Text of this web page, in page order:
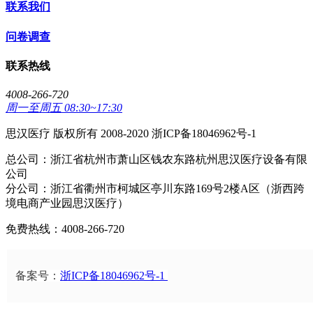
联系我们
问卷调查
联系热线
4008-266-720
周一至周五 08:30~17:30
思汉医疗 版权所有 2008-2020 浙ICP备18046962号-1
总公司：浙江省杭州市萧山区钱农东路杭州思汉医疗设备有限
公司
分公司：浙江省衢州市柯城区亭川东路169号2楼A区（浙西跨
境电商产业园思汉医疗）
免费热线：4008-266-720
备案号： 浙ICP备18046962号-1